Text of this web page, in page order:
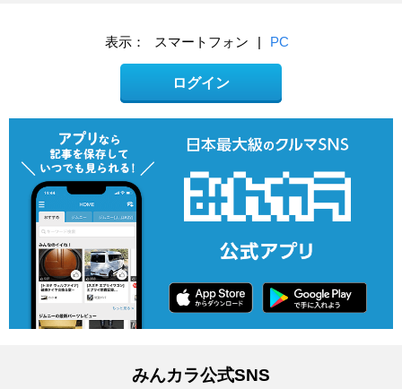
表示： スマートフォン | PC
ログイン
みんカラ公式SNS